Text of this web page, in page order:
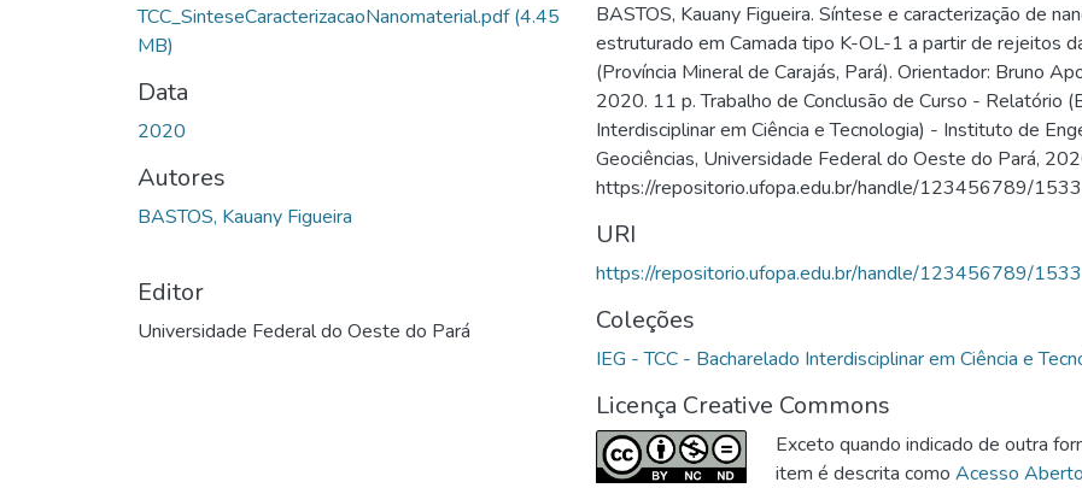
TCC_SinteseCaracterizacaoNanomaterial.pdf(4.45
MB)
Data
2020
Autores
BASTOS, Kauany Figueira
Editor
Universidade Federal do Oeste do Pará
BASTOS, Kauany Figueira. Síntese e caracterização de
estruturado em Camada tipo K-OL-1 a partir de rejeitos
(Província Mineral de Carajás, Pará). Orientador: Bruno
2020. 11 p. Trabalho de Conclusão de Curso - Relatório
Interdisciplinar em Ciência e Tecnologia) - Instituto de
Geociências, Universidade Federal do Oeste do Pará,
https://repositorio.ufopa.edu.br/handle/123456789/
URI
https://repositorio.ufopa.edu.br/handle/123456789/1533
Coleções
IEG - TCC - Bacharelado Interdisciplinar em Ciência e
Licença Creative Commons
Exceto quando indicado de outra
item é descrita como Acesso Aberto